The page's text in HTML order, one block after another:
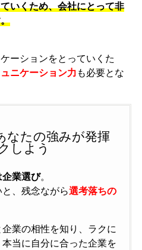
いくため、会社にとって非
ーションをとっていくた
ニケーション力 も必要とな
なたの強みが発揮
しよう
業選び。
、残念ながら選考落ちの
業の相性を知り、ラクに
当に自分に合った企業を